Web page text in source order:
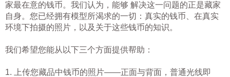
家最在意的钱币。我们认为，能够 解决这一问题的正是藏家
自身。您已经拥有模型所渴求的一切：真实的钱币、在真实
环境下拍摄的照片，以及关于这些钱币的知识。
我们希望您能从以下三个方面提供帮助：
1. 上传您藏品中钱币的照片——正面与背面，普通光线即